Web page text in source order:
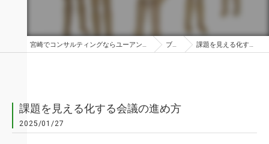
宮崎でコンサルティングならユーアンドミークリエイト株式会社 ブログ 課題を見える化する会議の進め方
課題を見える化する会議の進め方
2025/01/27